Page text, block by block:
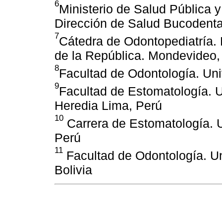
6Ministerio de Salud Pública
Dirección de Salud
7Cátedra de
de la República.
8Facultad de Odontología.
9Facultad de Estomatología.
Heredia Lima, Perú
10 Carrera de Estomatología.
Perú
11 Facultad de Odontología.
Bolivia